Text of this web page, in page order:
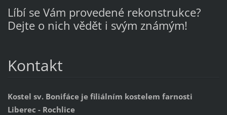
Líbí se Vám provedené rekonstrukce?
Dejte o nich vědět i svým známým!
Kontakt
Kostel sv. Bonifáce je filiálním kostelem farnosti
Liberec - Rochlice